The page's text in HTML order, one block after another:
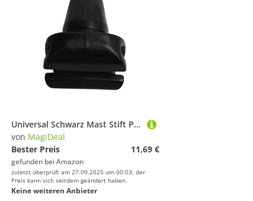
Universal Schwarz Mast Stift Plug für Windsurfen
von MagiDeal
Bester Preis
11,69 €
gefunden bei Amazon
zuletzt überprüft am 27.09.2025 um 00:03; der
Preis kann sich seitdem geändert haben.
Keine weiteren Anbieter